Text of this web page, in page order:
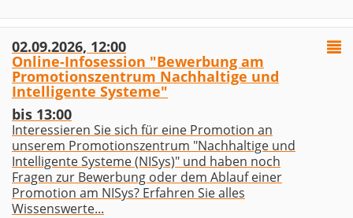
02.09.2026, 12:00
Online-Infosession "Bewerbung am
Promotionszentrum Nachhaltige und
Intelligente Systeme"
bis 13:00
Interessieren Sie sich für eine Promotion an
unserem Promotionszentrum "Nachhaltige und
Intelligente Systeme (NISys)" und haben noch
Fragen zur Bewerbung oder dem Ablauf einer
Promotion am NISys? Erfahren Sie alles
Wissenswerte...